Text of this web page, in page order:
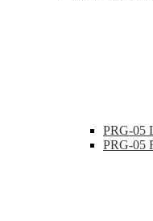
PRG-05
PRG-05